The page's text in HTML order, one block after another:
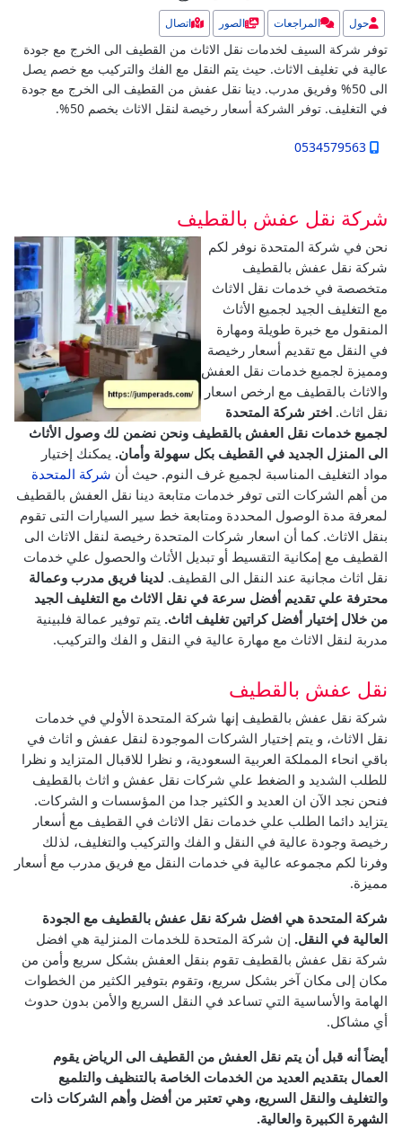
حول المراجعات الصور اتصال
توفر شركة السيف لخدمات نقل الاثاث من القطيف الى الخرج مع جودة
عالية في تغليف الاثاث. حيث يتم النقل مع الفك والتركيب مع خصم يصل
الى 50% وفريق مدرب.
دينا نقل عفش من القطيف الى الخرج مع جودة
في التغليف. توفر الشركة أسعار رخيصة لنقل الاثاث بخصم 50%.
0534579563
شركة نقل عفش بالقطيف
نحن في شركة المتحدة نوفر لكم
شركة نقل عفش بالقطيف
متخصصة في خدمات نقل الاثاث
مع التغليف الجيد لجميع الأثاث
المنقول مع خبرة طويلة ومهارة
في النقل مع تقديم أسعار رخيصة
ومميزة لجميع خدمات نقل العفش
والاثاث بالقطيف مع ارخص اسعار
نقل اثاث. اختر شركة المتحدة
لجميع خدمات نقل العفش بالقطيف ونحن نضمن لك وصول الأثاث
الى المنزل الجديد في القطيف بكل سهولة وأمان. يمكنك إختيار
مواد التغليف المناسبة لجميع غرف النوم. حيث أن شركة المتحدة
من أهم الشركات التى توفر خدمات متابعة دينا نقل العفش بالقطيف
لمعرفة مدة الوصول المحددة ومتابعة خط سير السيارات التى تقوم
بنقل الاثاث. كما أن اسعار شركات المتحدة رخيصة لنقل الاثاث الى
القطيف مع إمكانية التقسيط أو تبديل الأثاث والحصول علي خدمات
نقل اثاث مجانية عند النقل الى القطيف. لدينا فريق مدرب وعمالة
محترفة علي تقديم أفضل سرعة في نقل الاثاث مع التغليف الجيد
من خلال إختيار أفضل كراتين تغليف اثاث. يتم توفير عمالة فلبينية
مدربة لنقل الاثاث مع مهارة عالية في النقل و الفك والتركيب.
نقل عفش بالقطيف
شركة نقل عفش بالقطيف إنها شركة المتحدة الأولي في خدمات
نقل الاثاث، و يتم إختيار الشركات الموجودة لنقل عفش و اثاث في
باقي انحاء المملكة العربية السعودية، و نظرا للاقبال المتزايد و نظرا
للطلب الشديد و الضغط علي شركات نقل عفش و اثاث بالقطيف
فنحن نجد الآن ان العديد و الكثير جدا من المؤسسات و الشركات.
يتزايد دائما الطلب علي خدمات نقل الاثاث في القطيف مع أسعار
رخيصة وجودة عالية في النقل و الفك والتركيب والتغليف، لذلك
وفرنا لكم مجموعه عالية في خدمات النقل مع فريق مدرب مع أسعار
مميزة.
شركة المتحدة هي افضل شركة نقل عفش بالقطيف مع الجودة
العالية في النقل. إن شركة المتحدة للخدمات المنزلية هي افضل
شركة نقل عفش بالقطيف تقوم بنقل العفش بشكل سريع وأمن من
مكان إلى مكان آخر بشكل سريع، وتقوم بتوفير الكثير من الخطوات
الهامة والأساسية التي تساعد في النقل السريع والأمن بدون حدوث
أي مشاكل.
أيضاً أنه قبل أن يتم نقل العفش من القطيف الى الرياض يقوم
العمال بتقديم العديد من الخدمات الخاصة بالتنظيف والتلميع
والتغليف والنقل السريع، وهي تعتبر من أفضل وأهم الشركات ذات
الشهرة الكبيرة والعالية.